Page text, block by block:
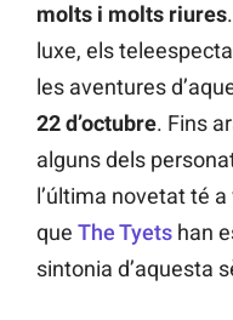
molts i molts riures
luxe, els
les aventures
22 d’octubre. Fins
alguns dels
l’última novetat té
que The Tyets han
sintonia d’aquesta